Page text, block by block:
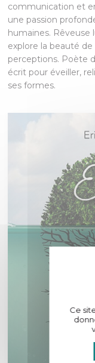
communication et
une passion
humaines. Rêveuse
explore la beauté
perceptions. Poète
écrit pour éveiller,
ses formes.
Ce